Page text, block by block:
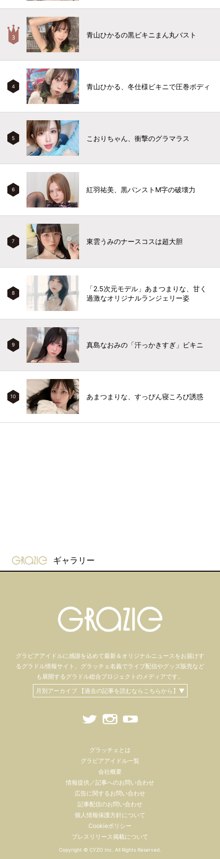
青山ひかるの黒ビキニまん丸バスト
4 青山ひかる、冬仕様ビキニで圧巻ボディ
5 こおりちゃん、衝撃のグラマラス
6 紅羽祐美、黒パンストM字の破壊力
7 東雲うみのナースコスは超大胆
8
「2.5次元モデル」あまつまりな、甘く
過激なオリジナルランジェリー姿
9 真島なおみの「汗っかきすぎ」ビキニ
10 あまつまりな、すっぴん寝ころび誘惑
gravure-grazie
ギャラリー
グラビアアイドルに感謝を込めて最新＆オリジナルニュースをお届けす
るグラドル情報サイト。 グラッチェ名義でライブ配信やグッズ販売など
も 展開するグラドル総合プロジェクトのメディアです。
月別アーカイブ 【過去の記事を読むならこちらから】▼
グラッチェとは
グラビアアイドル一覧
会社概要
情報提供／記事へのお問い合わせ
広告に関するお問い合わせ
記事配信のお問い合わせ
個人情報保護方針について
Cookieポリシー
プレスリリース掲載について
Copyright © CYZO Inc. All Rights Reserved.